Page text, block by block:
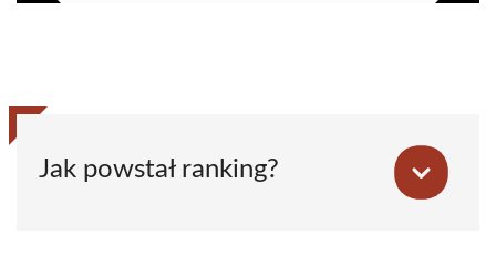
Jak powstał ranking?